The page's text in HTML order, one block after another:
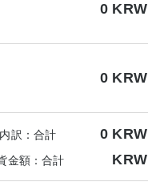
0 KRW
0 KRW
訳：合計 0 KRW
金額：合計 KRW